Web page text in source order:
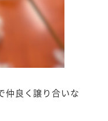
仲良く譲り合いな